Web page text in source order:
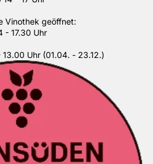
Vinothek geöffnet:
- 17.30 Uhr
Uhr (01.04. - 23.12.)